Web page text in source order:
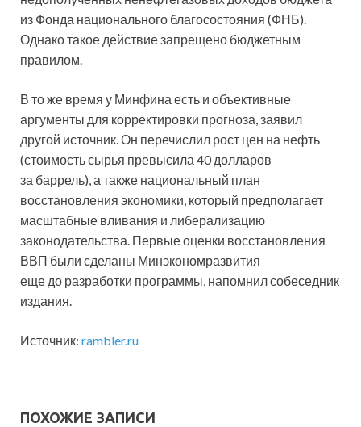
из Фонда национального благосостояния (ФНБ).
Однако такое действие запрещено бюджетным
правилом.
В то же время у Минфина есть и объективные
аргументы для корректировки прогноза, заявил
другой источник. Он перечислил рост цен на нефть
(стоимость сырья превысила 40 долларов
за баррель), а также национальный план
восстановления экономики, который предполагает
масштабные вливания и либерализацию
законодательства. Первые оценки восстановления
ВВП были сделаны Минэкономразвития
еще до разработки программы, напомнил собеседник
издания.
Источник: rambler.ru
ПОХОЖИЕ ЗАПИСИ